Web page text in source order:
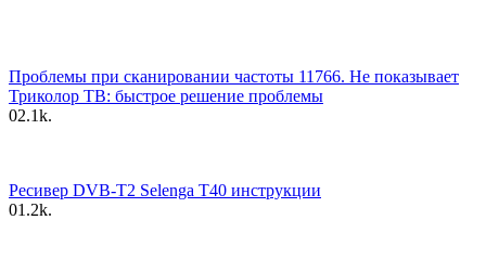
Проблемы при сканировании частоты 11766. Не показывает
Триколор ТВ: быстрое решение проблемы
02.1k.
Ресивер DVB-T2 Selenga T40 инструкции
01.2k.